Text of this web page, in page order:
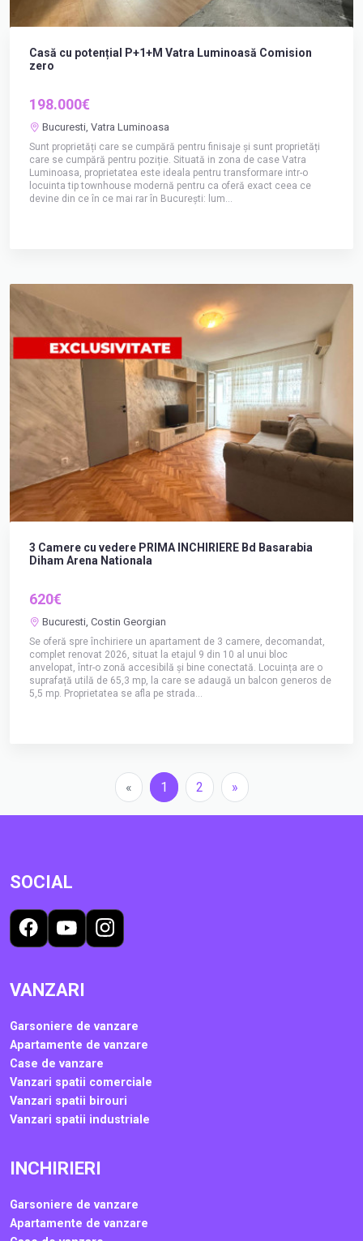
Casă cu potențial P+1+M Vatra Luminoasă Comision
zero
198.000€
Bucuresti, Vatra Luminoasa
Sunt proprietăți care se cumpără pentru finisaje și sunt proprietăți
care se cumpără pentru poziție. Situată in zona de case Vatra
Luminoasa, proprietatea este ideala pentru transformare intr-o
locuinta tip townhouse modernă pentru ca oferă exact ceea ce
devine din ce în ce mai rar în București: lum...
3 Camere cu vedere PRIMA INCHIRIERE Bd Basarabia
Diham Arena Nationala
620€
Bucuresti, Costin Georgian
Se oferă spre închiriere un apartament de 3 camere, decomandat,
complet renovat 2026, situat la etajul 9 din 10 al unui bloc
anvelopat, într-o zonă accesibilă și bine conectată. Locuința are o
suprafață utilă de 65,3 mp, la care se adaugă un balcon generos de
5,5 mp. Proprietatea se afla pe strada...
« 1 2 »
SOCIAL
VANZARI
Garsoniere de vanzare
Apartamente de vanzare
Case de vanzare
Vanzari spatii comerciale
Vanzari spatii birouri
Vanzari spatii industriale
INCHIRIERI
Garsoniere de vanzare
Apartamente de vanzare